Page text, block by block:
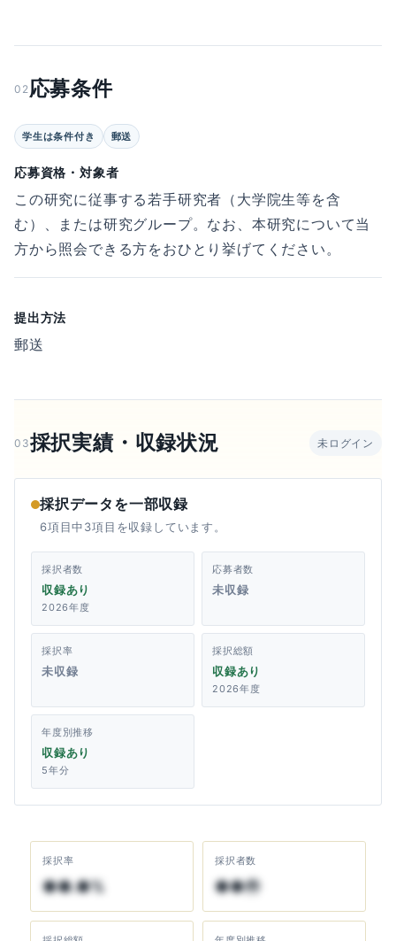
02 応募条件
学生は条件付き 郵送
応募資格・対象者
この研究に従事する若手研究者（大学院生等を含
む）、または研究グループ。なお、本研究について当
方から照会できる方をおひとり挙げてください。
提出方法
郵送
03採択実績・収録状況 未ログイン
採択データを一部収録
6項目中3項目を収録しています。
採択者数
収録あり
2026年度
応募者数
未収録
採択率
未収録
採択総額
収録あり
2026年度
年度別推移
収録あり
5年分
採択率
●●.●%
採択者数
●●件